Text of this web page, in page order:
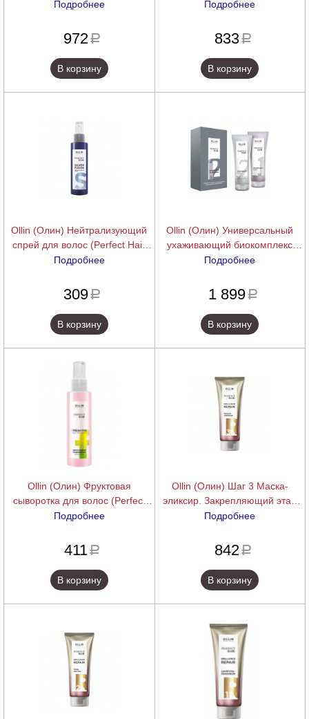
Подробнее
972a
В корзину
Подробнее
833a
В корзину
Ollin (Олин) Нейтрализующий
спрей для волос (Perfect Hair
Silver Fusion), 120 мл.
Подробнее
309a
В корзину
Ollin (Олин) Универсальный
ухаживающий биокомплекс
(Perfect Hair Oxymoron), 2х250
Подробнее
1 899a
В корзину
Ollin (Олин) Фруктовая
сыворотка для волос (Perfect
Hair Fresh Mix), 120 мл.
Подробнее
411a
В корзину
Ollin (Олин) Шаг 3 Маска-
эликсир. Закрепляющий этап
(Perfect Hair Brilliance Repair),
Подробнее
842a
В корзину